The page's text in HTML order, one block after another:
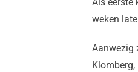
weken
Aanwezig